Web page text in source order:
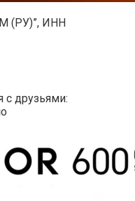
(РУ)”, ИНН
с друзьями: